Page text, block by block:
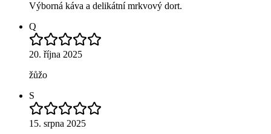
Výborná káva a delikátní mrkvový dort.
Q
20. října 2025
žůžo
S
15. srpna 2025